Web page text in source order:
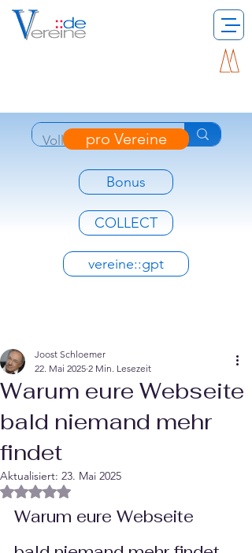
pro Vereine
Bonus
COLLECT
vereine::gpt
Warum eure Webseite
bald niemand mehr
findet
Joost Schloemer
22. Mai 2025 2 Min. Lesezeit
Aktualisiert: 23. Mai 2025
Mit NaN von 5 Sternen bewertet.
Warum eure Webseite